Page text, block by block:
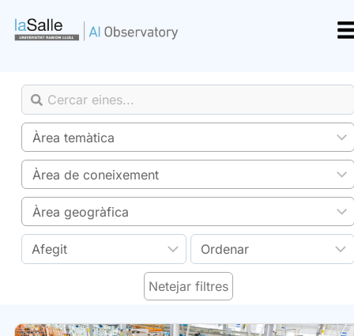
Àrea temàtica
Àrea de coneixement
Àrea geogràfica
Netejar filtres